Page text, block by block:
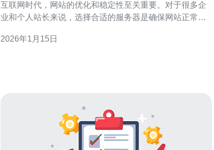
互联网时代，网站的优化和稳定性至关重要。对于很多企
业和个人站长来说，选择合适的服务器是确保网站正常运
来说，选择一款可靠的韩国kt站群服务器，并结合独立IP的
2026年1月15日